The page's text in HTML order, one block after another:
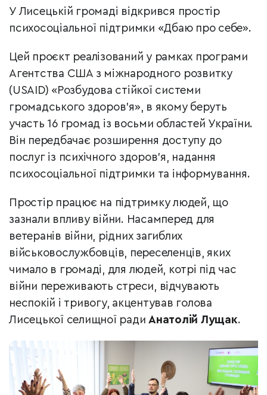
У Лисецькій громаді відкрився простір
психосоціальної підтримки «Дбаю про себе».
Цей проєкт реалізований у рамках програми
Агентства США з міжнародного розвитку
(USAID) «Розбудова стійкої системи
громадського здоров’я», в якому беруть
участь 16 громад із восьми областей України.
Він передбачає розширення доступу до
послуг із психічного здоров’я, надання
психосоціальної підтримки та інформування.
Простір працює на підтримку людей, що
зазнали впливу війни. Насамперед для
ветеранів війни, рідних загиблих
військовослужбовців, переселенців, яких
чимало в громаді, для людей, котрі під час
війни переживають стреси, відчувають
неспокій і тривогу, акцентував голова
Лисецької селищної ради Анатолій Лущак.